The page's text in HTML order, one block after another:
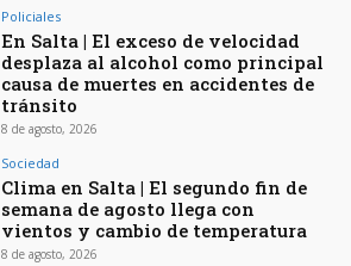
Policiales
En Salta | El exceso de velocidad
desplaza al alcohol como principal
causa de muertes en accidentes de
tránsito
8 de agosto, 2026
Sociedad
Clima en Salta | El segundo fin de
semana de agosto llega con
vientos y cambio de temperatura
8 de agosto, 2026